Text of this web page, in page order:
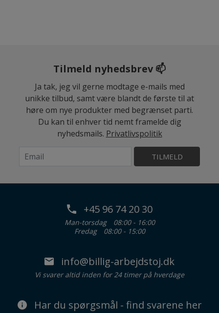
Tilmeld nyhedsbrev 📫
Ja tak, jeg vil gerne modtage e-mails med
unikke tilbud, samt være blandt de første til at
høre om nye produkter med begrænset parti.
Du kan til enhver tid nemt framelde dig
nyhedsmails. Privatlivspolitik
TILMELD
+45 96 74 20 30
Man-torsdag
08:00 - 16:00
Fredag
08:00 - 15:00
info@billig-arbejdstoj.dk
Vi svarer altid inden for 24 timer på hverdage
Har du spørgsmål - find svarene her